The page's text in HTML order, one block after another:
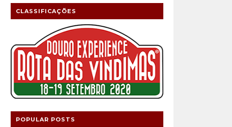
CLASSIFICAÇÕES
POPULAR POSTS